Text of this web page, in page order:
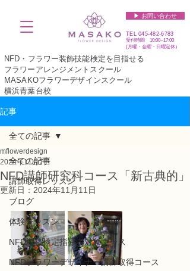
▶︎ お問い合わせ
TEL045-482-6783
受付時間 10:00~17:00​​​
(​月曜・金曜・日曜定休）
NFD・フラワー装飾技能検定を目指せる
フラワーアレンジメントスクール
MASAKOフラワーデザインスクール
横浜青葉台校
記事
全ての記事
講師取得レッスン
ブログ
体験レッスン
NFD資格検定指導者対象コース
NFDフラワーデザイナー講師取得コース
全ての記事
NFD講師研究科コース「新古典的」
mflowerdesign
2024年11月7日
更新日： 2024年11月11日